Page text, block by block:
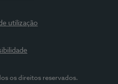
utilização
os direitos reservados.